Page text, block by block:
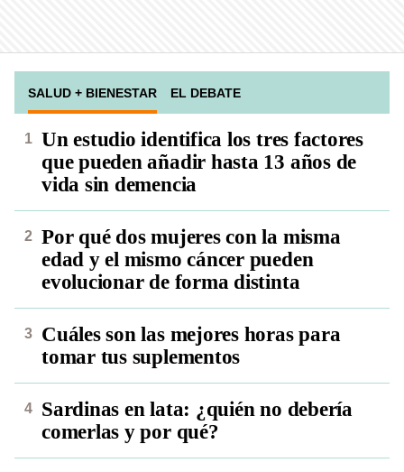
SALUD + BIENESTAR EL DEBATE
Un estudio identifica los tres factores
que pueden añadir hasta 13 años de
vida sin demencia
Por qué dos mujeres con la misma
edad y el mismo cáncer pueden
evolucionar de forma distinta
Cuáles son las mejores horas para
tomar tus suplementos
Sardinas en lata: ¿quién no debería
comerlas y por qué?